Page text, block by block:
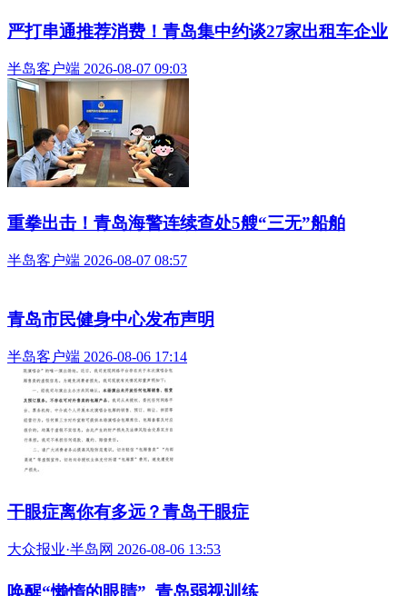
严打串通推荐消费！青岛集中约谈27家出租车企业
半岛客户端 2026-08-07 09:03
重拳出击！青岛海警连续查处5艘“三无”船舶
半岛客户端 2026-08-07 08:57
青岛市民健身中心发布声明
半岛客户端 2026-08-06 17:14
干眼症离你有多远？青岛干眼症
大众报业·半岛网 2026-08-06 13:53
唤醒“懒惰的眼睛”_青岛弱视训练